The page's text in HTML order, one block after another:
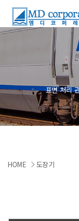
표면 처리
HOME 도장기